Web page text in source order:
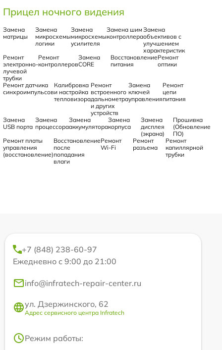
Прицел ночного видения
Замена
матрицы
Замена
микросхемы
логики
Замена
микросхемы
усилителя
Замена шим
контроллера
Замена
объективов с
улучшением
характеристик
Ремонт
электронно-
лучевой
трубки
Ремонт
контроллеров
Замена
CORE
Восстановление
питания
Ремонт
оптики
Ремонт датчика
синхроимпульсов
Калибровка
и настройка
тепловизора
Ремонт
встроенного
дальнометра
и других
устройств
Замена
ключей
управления
Ремонт
цепи
питания
Замена
USB порта
Замена
процессора
Замена
аккумулятора
Замена
корпуса
Замена
дисплея
(экрана)
Прошивка
(Обновление
ПО)
Ремонт платы
управления
(восстановление)
Восстановление
после
попадания
влаги
Ремонт
Wi-Fi
Ремонт
разъема
Ремонт
капиллярной
трубки
+7 (848) 238-60-97
Ежедневно с 9:00 до 21:00
info@infratech-repair-center.ru
ул. Дзержинского, 62
Адрес сервисного центра Infratech
Режим работы: